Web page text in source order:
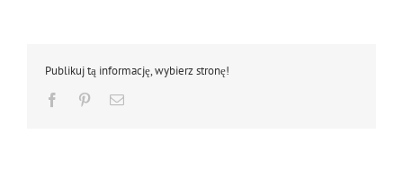
Publikuj tą informację, wybierz stronę!
FacebookPinterestEmail